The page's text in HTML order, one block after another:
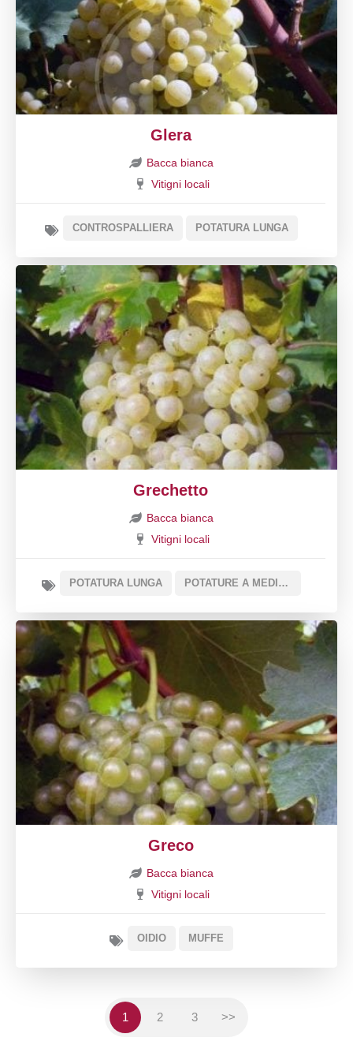
Glera
Bacca bianca
Vitigni locali
CONTROSPALLIERA POTATURA LUNGA
Grechetto
Bacca bianca
Vitigni locali
POTATURA LUNGA POTATURE A MEDIA ESPANSIONE
Greco
Bacca bianca
Vitigni locali
OIDIO MUFFE
1 2 3 >>